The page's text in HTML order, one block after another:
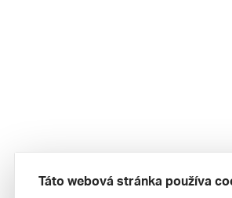
Táto webová stránka používa